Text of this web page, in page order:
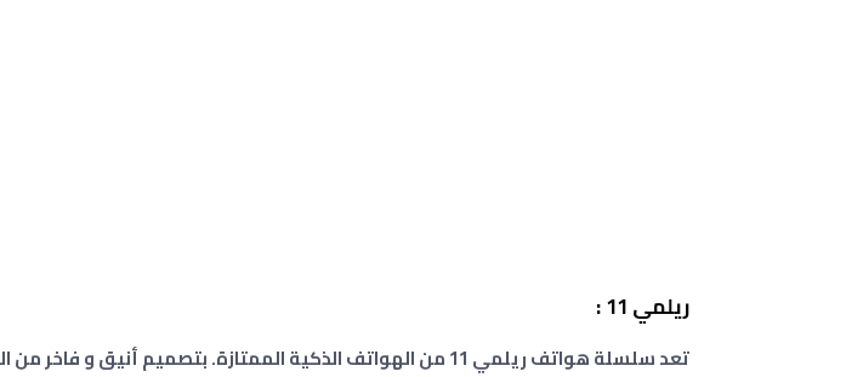
ريلمي 11 :
تعد سلسلة هواتف ريلمي 11 من الهواتف الذكية الممتازة. بتصميم أنيق و